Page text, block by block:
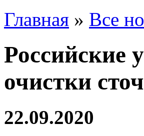
Главная » Все
Российские
очистки
22.09.2020